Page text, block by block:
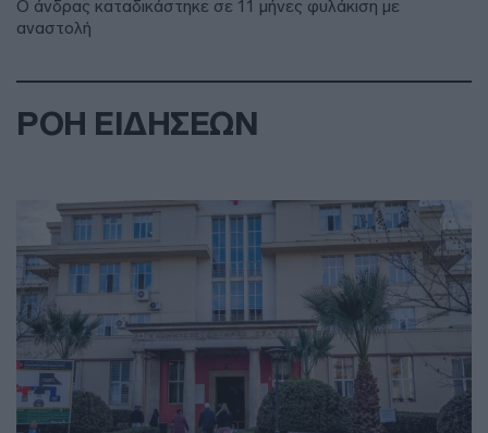
Ο άνδρας καταδικάστηκε σε 11 μήνες φυλάκιση με
αναστολή
ΡΟΗ ΕΙΔΗΣΕΩΝ